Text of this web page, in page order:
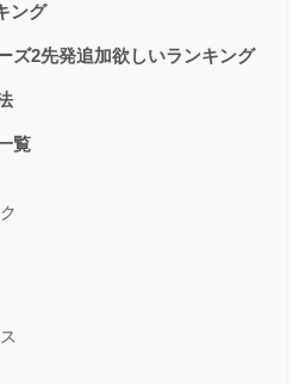
ング
ズ2先発追加欲しいランキング
覧